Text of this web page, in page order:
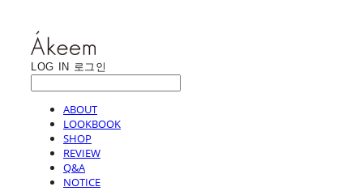
LOG IN 로그인
ABOUT
LOOKBOOK
SHOP
REVIEW
Q&A
NOTICE